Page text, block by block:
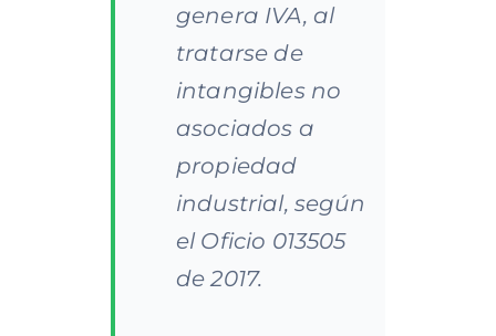
genera IVA, al
tratarse de
intangibles no
asociados a
propiedad
industrial, según
el Oficio 013505
de 2017.